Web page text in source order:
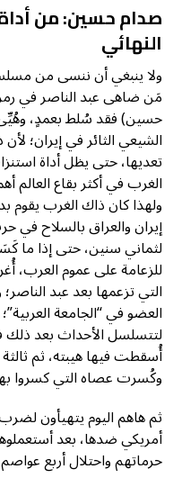
صدام حسين: من
النهائي
ولا ينبغي أن ننسى من
مَن ضاهى عبد الناصر في
حسين) فقد سُلط بعمدٍ،
الشيعي الثائر في إيران؛
تعديها، حتى يظل أداة
الغرب في أكثر بقاع العالم
ولهذا كان ذاك الغرب يقوم
إيران والعراق بالسلاح في
لثماني سنين، حتى إذا ما
للزعامة على عموم العرب،
التي تزعمها بعد عبد
العضو في “الجامعة
وكُسرت عصاه التي كسروا
ثم هاهم اليوم يتهيأون
أمريكي ضدها، بعد
حرماتهم واحتلال أربع